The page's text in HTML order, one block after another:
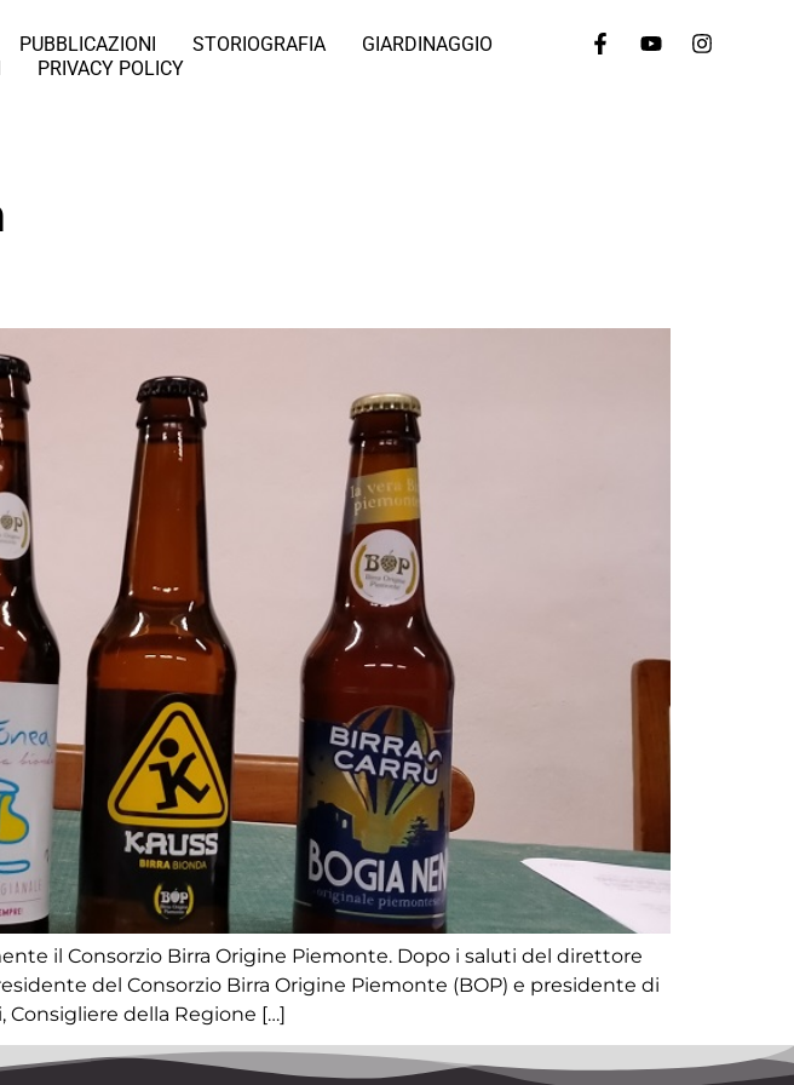
PUBBLICAZIONI STORIOGRAFIA
GIARDINAGGIO
PRIVACY POLICY
il Consorzio Birra Origine Piemonte. Dopo i saluti del direttore
del Consorzio Birra Origine Piemonte (BOP) e presidente di
Consigliere della Regione […]